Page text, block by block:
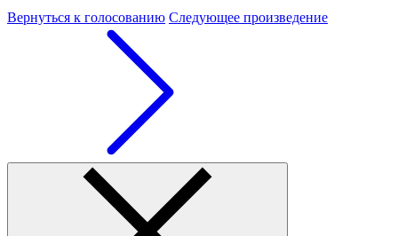
Вернуться к голосованию Следующее произведение